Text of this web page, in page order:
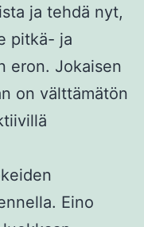
ja tehdä nyt,
pitkä- ja
eron. Jokaisen
on välttämätön
Eino